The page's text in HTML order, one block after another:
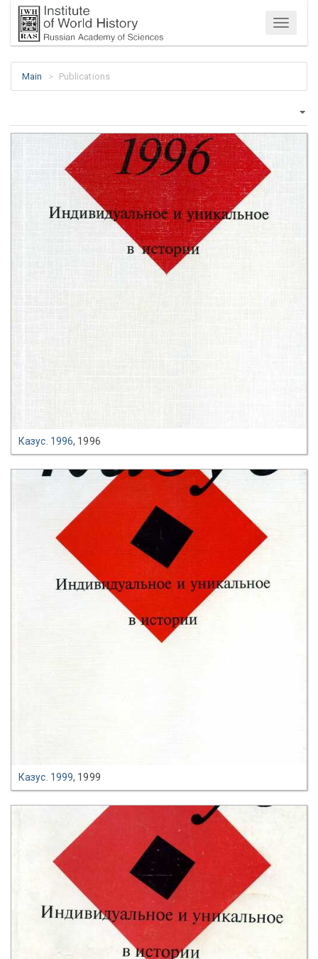
Menu
Main Publications
Казус. 1996, 1996
Казус. 1999, 1999